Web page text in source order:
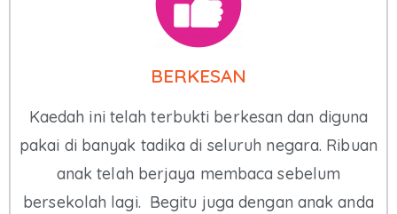
BERKESAN
Kaedah ini telah terbukti berkesan dan diguna
pakai di banyak tadika di seluruh negara. Ribuan
anak telah berjaya membaca sebelum
bersekolah lagi. Begitu juga dengan anak anda